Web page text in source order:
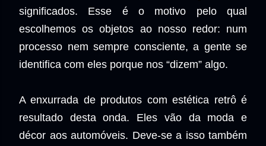
significados. Esse é o motivo pelo qual
escolhemos os objetos ao nosso redor: num
processo nem sempre consciente, a gente se
identifica com eles porque nos “dizem” algo.
A enxurrada de produtos com estética retrô é
resultado desta onda. Eles vão da moda e
décor aos automóveis. Deve-se a isso também